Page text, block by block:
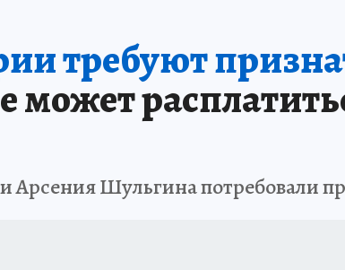
требуют
может
Арсения Шульгина потребовали